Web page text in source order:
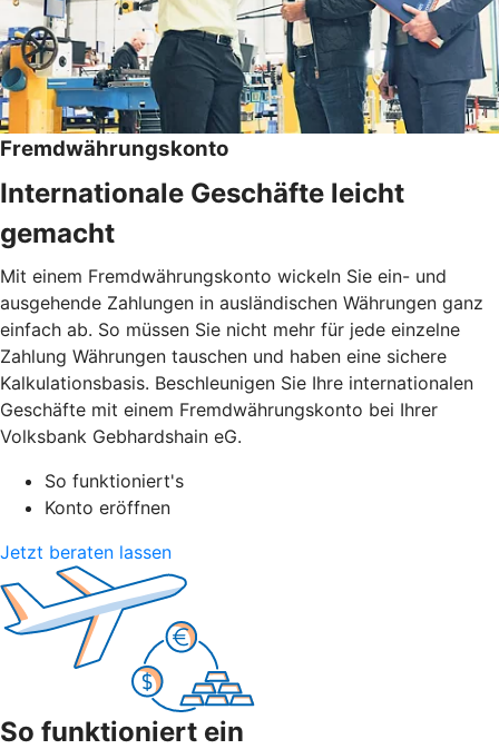
Fremdwährungskonto
Internationale Geschäfte leicht
gemacht
Mit einem Fremdwährungskonto wickeln Sie ein- und
ausgehende Zahlungen in ausländischen Währungen ganz
einfach ab. So müssen Sie nicht mehr für jede einzelne
Zahlung Währungen tauschen und haben eine sichere
Kalkulationsbasis. Beschleunigen Sie Ihre internationalen
Geschäfte mit einem Fremdwährungskonto bei Ihrer
Volksbank Gebhardshain eG.
So funktioniert's
Konto eröffnen
Jetzt beraten lassen
So funktioniert ein